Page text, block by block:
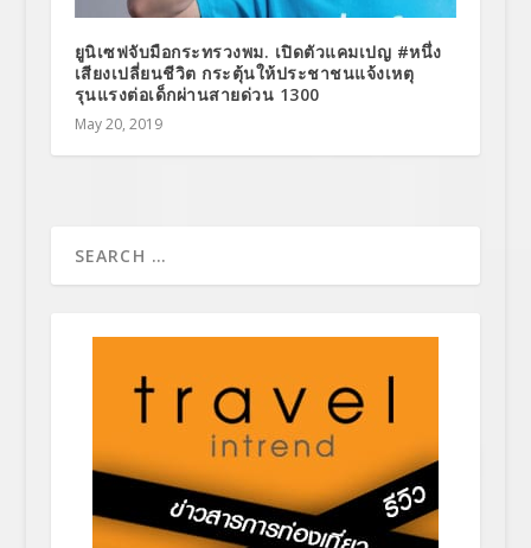
ยูนิเซฟจับมือกระทรวงพม. เปิดตัวแคมเปญ #หนึ่ง
เสียงเปลี่ยนชีวิต กระตุ้นให้ประชาชนแจ้งเหตุ
รุนแรงต่อเด็กผ่านสายด่วน 1300
May 20, 2019